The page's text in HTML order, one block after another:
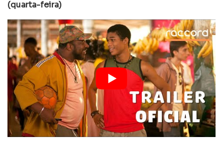
(quarta-feira)